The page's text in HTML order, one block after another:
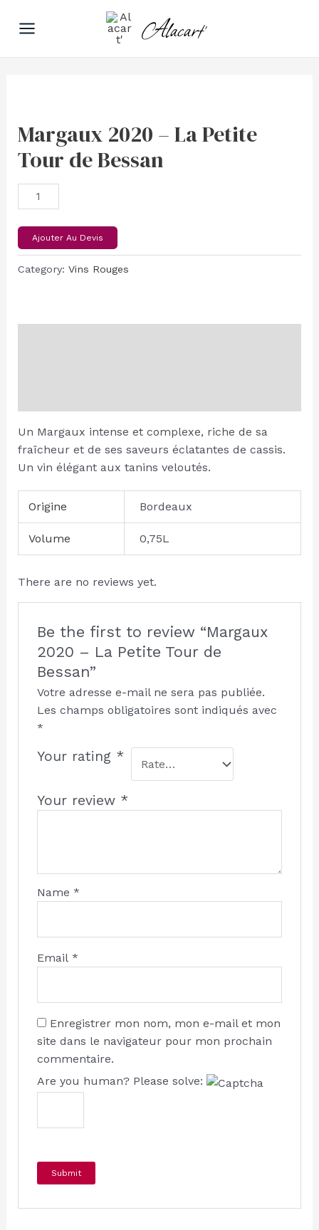
Alacart'
Margaux 2020 – La Petite
Tour de Bessan
-
La
Petite
Bessan
quantity
Ajouter Au Devis
Category: Vins Rouges
Un Margaux intense et complexe, riche de sa
fraîcheur et de ses saveurs éclatantes de cassis.
Un vin élégant aux tanins veloutés.
Origine Bordeaux
Volume 0,75L
There are no reviews yet.
Be the first to review “Margaux
2020 – La Petite Tour de
Bessan”
Votre adresse e-mail ne sera pas publiée.
Les champs obligatoires sont indiqués avec
*
Your rating *
Your review *
Name*
Email*
Enregistrer mon nom, mon e-mail et mon
site dans le navigateur pour mon prochain
commentaire.
Are you human? Please solve: